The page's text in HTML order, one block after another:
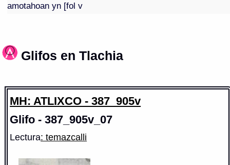
amotahoan yn [fol v
Glifos en Tlachia
MH: ATLIXCO - 387_905v
Glifo - 387_905v_07
Lectura: temazcalli